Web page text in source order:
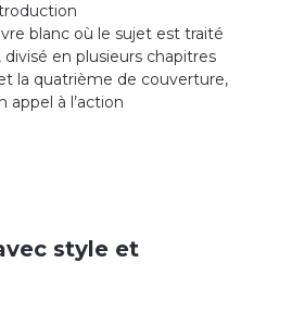
blanc où le sujet est traité
en plusieurs chapitres
la quatrième de couverture,
appel à l’action
style et